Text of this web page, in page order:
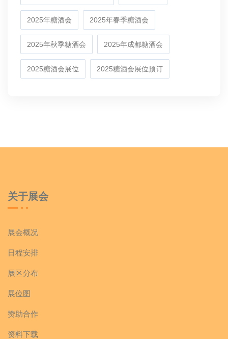
2025年糖酒会 2025年春季糖酒会
2025年秋季糖酒会 2025年成都糖酒会
2025糖酒会展位 2025糖酒会展位预订
关于展会
展会概况
日程安排
展区分布
展位图
赞助合作
资料下载